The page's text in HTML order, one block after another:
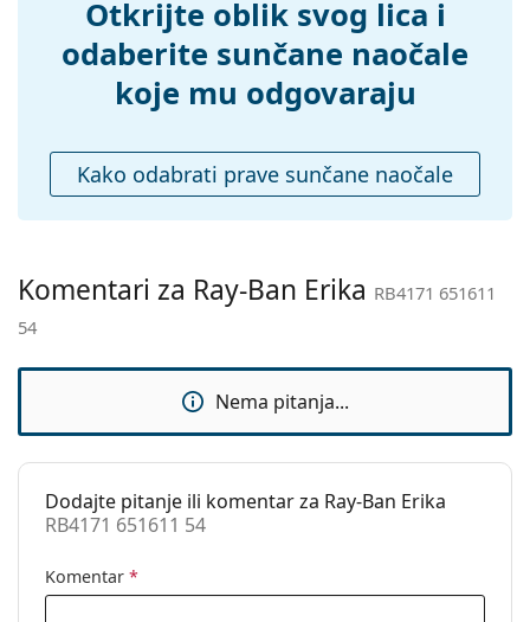
Kutijica:
Da
Da
Ostalo
Spol:
Ženske
Kategorija:
Sunčane naočale
Upotreba:
Moda
Otkrijte oblik svog lica i
odaberite sunčane naočale
koje mu odgovaraju
Kako odabrati prave sunčane naočale
Komentari za Ray-Ban Erika RB4171 651611
54
Nema pitanja...
Dodajte pitanje ili komentar za Ray-Ban Erika
RB4171 651611 54
Komentar *